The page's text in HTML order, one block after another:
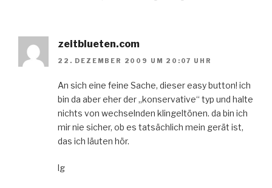
zeitblueten.com
22. DEZEMBER 2009 UM 20:07 UHR
An sich eine feine Sache, dieser easy button! ich
bin da aber eher der „konservative“ typ und halte
nichts von wechselnden klingeltönen. da bin ich
mir nie sicher, ob es tatsächlich mein gerät ist,
das ich läuten hör.
lg